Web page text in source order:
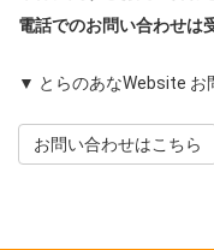
電話でのお問い合わせは
▼ とらのあなWebsite お
お問い合わせはこちら